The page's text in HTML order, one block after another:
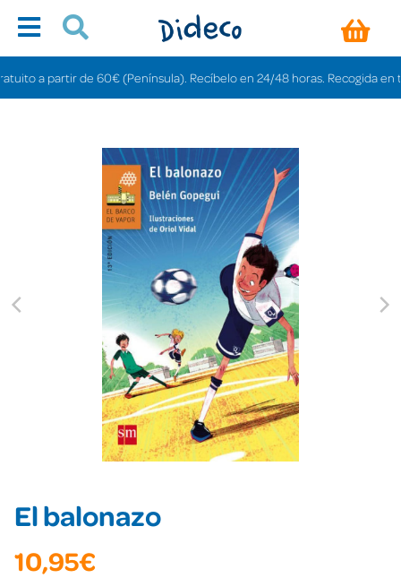
a partir de 60€ (Península). Recíbelo en 24/48 horas. Recogida en
El balonazo
10,95€